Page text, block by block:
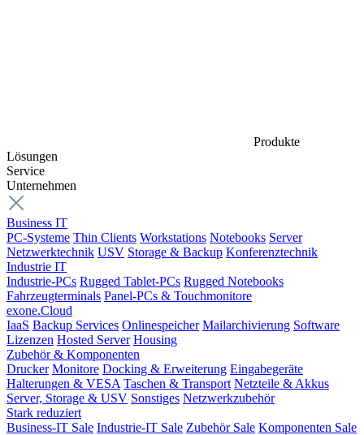
Produkte
Lösungen
Service
Unternehmen
Business IT
PC-Systeme Thin Clients Workstations Notebooks Server
Netzwerktechnik USV Storage & Backup Konferenztechnik
Industrie IT
Industrie-PCs Rugged Tablet-PCs Rugged Notebooks
Fahrzeugterminals Panel-PCs & Touchmonitore
exone.Cloud
IaaS Backup Services Onlinespeicher Mailarchivierung Software
Lizenzen Hosted Server Housing
Zubehör & Komponenten
Drucker Monitore Docking & Erweiterung Eingabegeräte
Halterungen & VESA Taschen & Transport Netzteile & Akkus
Server, Storage & USV Sonstiges Netzwerkzubehör
Stark reduziert
Business-IT Sale Industrie-IT Sale Zubehör Sale Komponenten Sale